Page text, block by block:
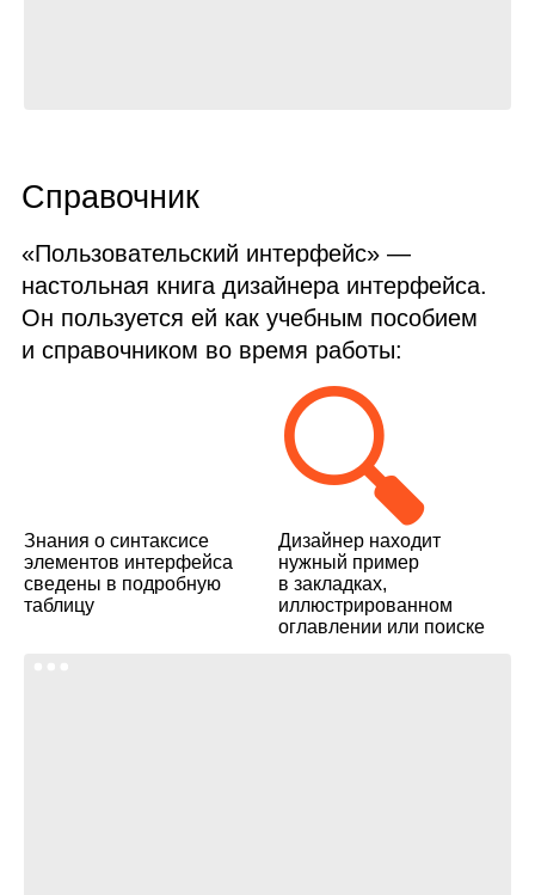
Справочник
«Пользовательский интерфейс» —
настольная книга дизайнера интерфейса.
Он пользуется ей как учебным пособием
и справочником во время работы:
Знания о синтаксисе
элементов интерфейса
сведены в подробную
таблицу
🔍
Дизайнер находит
нужный пример
в закладках,
иллюстрированном
оглавлении или поиске